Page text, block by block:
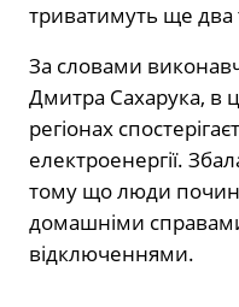
триватимуть ще два
За словами
Дмитра Сахарука, в
регіонах
електроенергії.
тому що люди
домашніми
відключеннями.